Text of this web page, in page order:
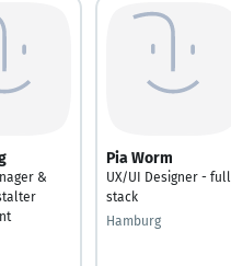
&
Pia Worm
UX/UI Designer - full
stack
Hamburg